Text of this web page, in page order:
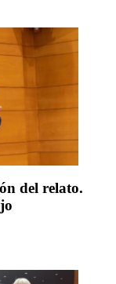
del relato.